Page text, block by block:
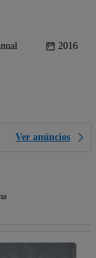
2016
Ver anúncios